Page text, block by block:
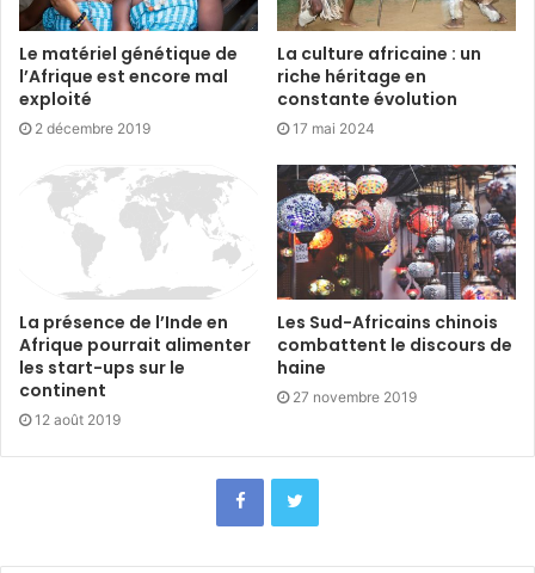
Le matériel génétique de
l’Afrique est encore mal
exploité
2 décembre 2019
La culture africaine : un
riche héritage en
constante évolution
17 mai 2024
La présence de l’Inde en
Afrique pourrait alimenter
les start-ups sur le
continent
12 août 2019
Les Sud-Africains chinois
combattent le discours de
haine
27 novembre 2019